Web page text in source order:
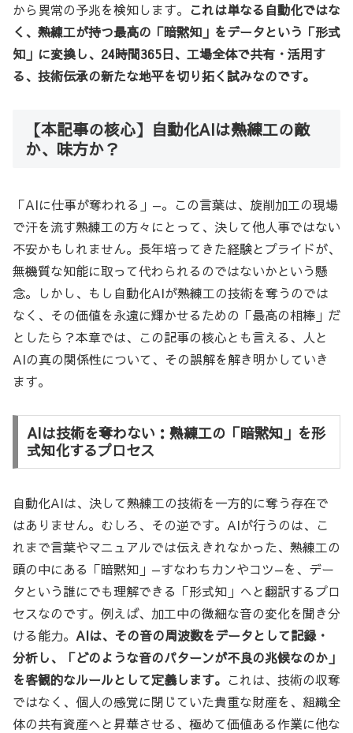
から異常の予兆を検知します。 これは単なる自動化ではな
く、熟練工が持つ最高の「暗黙知」をデータという「形式
知」に変換し、24時間365日、工場全体で共有・活用す
る、技術伝承の新たな地平を切り拓く試みなのです。
【本記事の核心】自動化AIは熟練工の敵
か、味方か？
「AIに仕事が奪われる」—。この言葉は、旋削加工の現場
で汗を流す熟練工の方々にとって、決して他人事ではない
不安かもしれません。長年培ってきた経験とプライドが、
無機質な知能に取って代わられるのではないかという懸
念。しかし、もし自動化AIが熟練工の技術を奪うのでは
なく、その価値を永遠に輝かせるための「最高の相棒」だ
としたら？本章では、この記事の核心とも言える、人と
AIの真の関係性について、その誤解を解き明かしていき
ます。
AIは技術を奪わない：熟練工の「暗黙知」を形
式知化するプロセス
自動化AIは、決して熟練工の技術を一方的に奪う存在で
はありません。むしろ、その逆です。AIが行うのは、こ
れまで言葉やマニュアルでは伝えきれなかった、熟練工の
頭の中にある「暗黙知」—すなわちカンやコツ—を、デー
タという誰にでも理解できる「形式知」へと翻訳するプロ
セスなのです。例えば、加工中の微細な音の変化を聞き分
ける能力。 AIは、その音の周波数をデータとして記録・
分析し、「どのような音のパターンが不良の兆候なのか」
を客観的なルールとして定義します。 これは、技術の収奪
ではなく、個人の感覚に閉じていた貴重な財産を、組織全
体の共有資産へと昇華させる、極めて価値ある作業に他な